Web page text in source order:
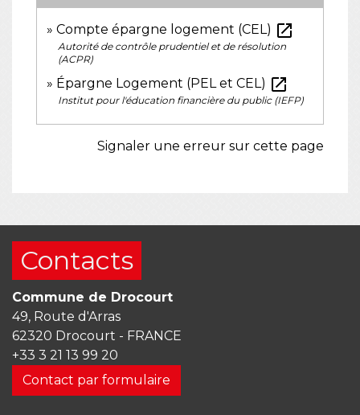
Compte épargne logement (CEL) open_in_new
Autorité de contrôle prudentiel et de résolution
(ACPR)
Épargne Logement (PEL et CEL) open_in_new
Institut pour l'éducation financière du public (IEFP)
Signaler une erreur sur cette page
Contacts
Commune de Drocourt
49, Route d'Arras
62320 Drocourt - FRANCE
+33 3 21 13 99 20
Contact par formulaire